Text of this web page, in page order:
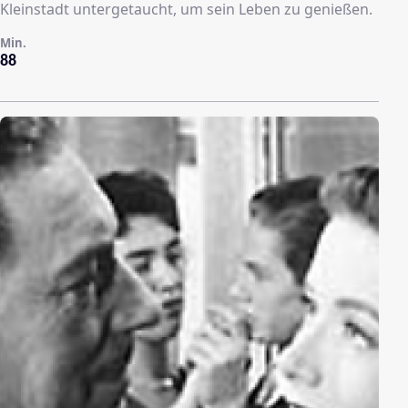
Kleinstadt untergetaucht, um sein Leben zu genießen.
88
Min.